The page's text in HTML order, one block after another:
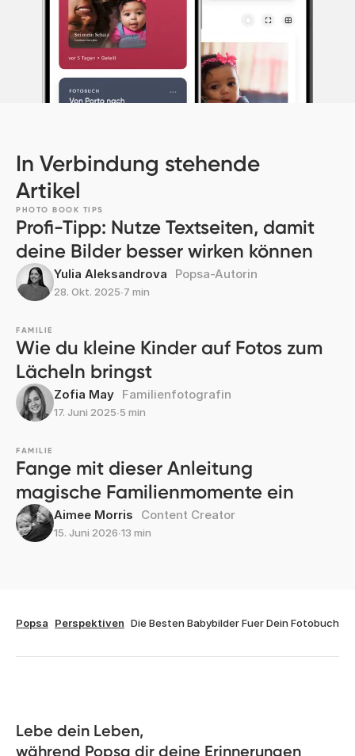
In Verbindung stehende
Artikel
PHOTO BOOK TIPS
Profi-Tipp: Nutze Textseiten, damit
deine Bilder besser wirken können
Yulia Aleksandrova Popsa-Autorin
28. Okt. 2025∙7 min
FAMILIE
Wie du kleine Kinder auf Fotos zum
Lächeln bringst
Zofia May Familienfotografin
17. Juni 2025∙5 min
FAMILIE
Fange mit dieser Anleitung
magische Familienmomente ein
Aimee Morris Content Creator
15. Juni 2026∙13 min
Popsa Perspektiven Die Besten Babybilder Fuer Dein Fotobuch
Lebe dein Leben,
während Popsa dir deine Erinnerungen